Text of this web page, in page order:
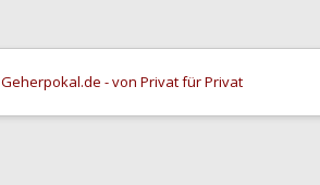
Geherpokal.de - von Privat für Privat